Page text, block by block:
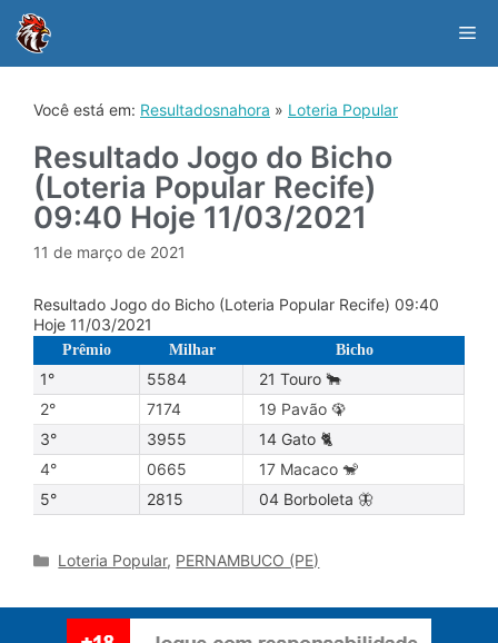
content
Você está em: Resultadosnahora » Loteria Popular
Resultado Jogo do Bicho
(Loteria Popular Recife)
09:40 Hoje 11/03/2021
11 de março de 2021
Resultado Jogo do Bicho (Loteria Popular Recife) 09:40
Hoje 11/03/2021
Prêmio Milhar Bicho
1° 5584
21 Touro 🐂
2°
7174
19 Pavão 🦚
3°
3955
14 Gato 🐈
4°
0665
17 Macaco 🐒
5°
2815 04 Borboleta 🦋
Categories
Loteria Popular, PERNAMBUCO (PE)